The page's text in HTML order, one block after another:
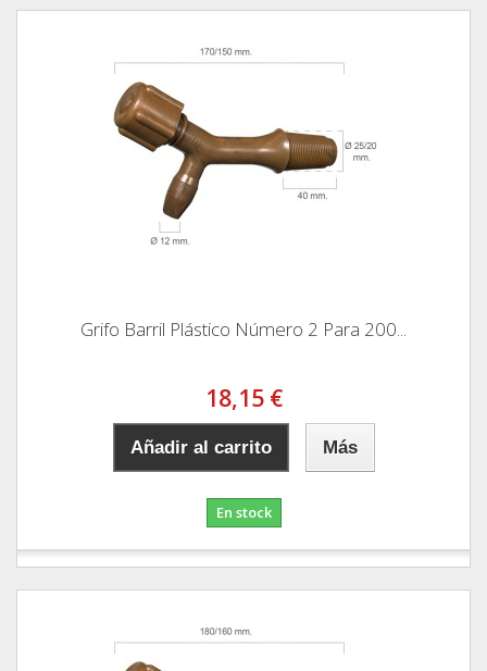
Grifo Barril Plástico Número 2 Para 200...
18,15 €
Añadir al carrito Más
En stock